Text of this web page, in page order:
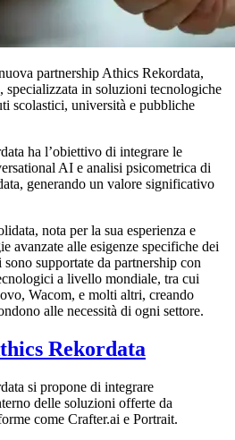
partnership Athics Rekordata,
specializzata in soluzioni tecnologiche
scolastici, università e pubbliche
ha l’obiettivo di integrare le
AI e analisi psicometrica di
generando un valore significativo
nota per la sua esperienza e
avanzate alle esigenze specifiche dei
supportate da partnership con
a livello mondiale, tra cui
Wacom, e molti altri, creando
alle necessità di ogni settore.
Rekordata
si propone di integrare
delle soluzioni offerte da
come Crafter.ai e Portrait.